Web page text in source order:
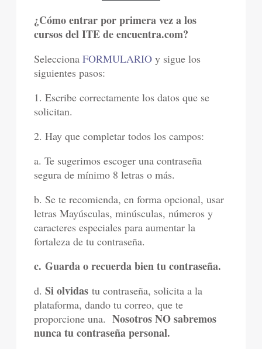
¿Cómo entrar por primera vez a los
cursos del ITE de encuentra.com?
SeleccionaFORMULARIO y sigue los
siguientes pasos:
1. Escribe correctamente los datos que se
solicitan.
2. Hay que completar todos los campos:
a. Te sugerimos escoger una contraseña
segura de mínimo 8 letras o más.
b. Se te recomienda, en forma opcional, usar
letras Mayúsculas, minúsculas, números y
caracteres especiales para aumentar la
fortaleza de tu contraseña.
c. Guarda o recuerda bien tu contraseña.
d.Si olvidas tu contraseña, solicita a la
plataforma, dando tu correo, que te
proporcione una.Nosotros NO sabremos
nunca tu contraseña personal.